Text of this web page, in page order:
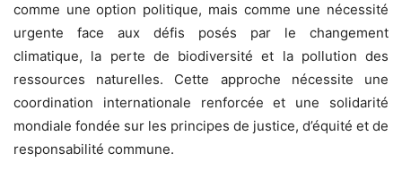
comme une option politique, mais comme une nécessité
urgente face aux défis posés par le changement
climatique, la perte de biodiversité et la pollution des
ressources naturelles. Cette approche nécessite une
coordination internationale renforcée et une solidarité
mondiale fondée sur les principes de justice, d’équité et de
responsabilité commune.